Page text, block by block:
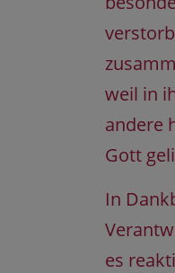
weil in
andere
Gott
In
es